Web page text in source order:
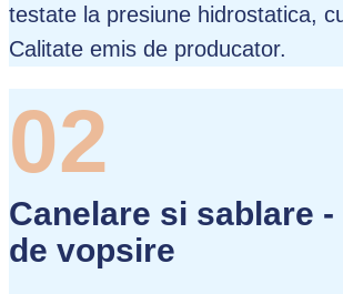
testate la presiune hidrostatica,
Calitate emis de producator.
02
Canelare si sablare
de vopsire